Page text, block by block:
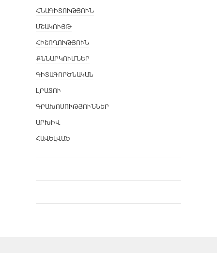
ՀՆԱԳԻՏՈՒԹՅՈՒՆ
ՄՇԱԿՈՒՅԹ
ՀԻՇՈՂՈՒԹՅՈՒՆ
ՔՆՆԱՐԿՈՒՄՆԵՐ
ԳԻՏԱԳՈՐԾՆԱԿԱՆ
ԼՐԱՏՈՒ
ԳՐԱԽՈՍՈՒԹՅՈՒՆՆԵՐ
ԱՐԽԻՎ
ՀԱՎԵԼՎԱԾ